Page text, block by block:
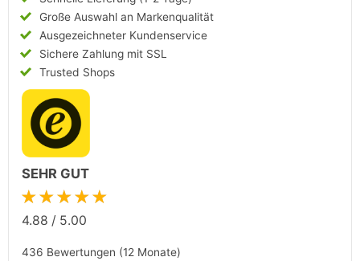
Große Auswahl an Markenqualität
Ausgezeichneter Kundenservice
Sichere Zahlung mit SSL
Trusted Shops
SEHR GUT
★★★★★
4.88 / 5.00
436 Bewertungen (12 Monate)